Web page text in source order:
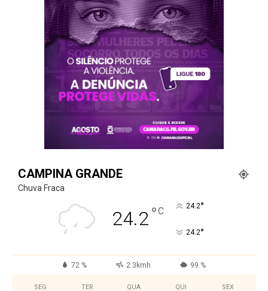
CAMPINA GRANDE
Chuva Fraca
24.2°C 24.2°
24.2°
72 % 2.3kmh 99 %
SEG TER QUA QUI SEX